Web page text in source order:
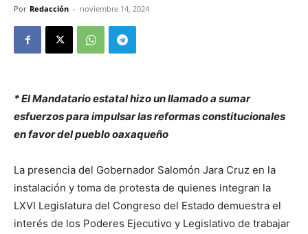
Por Redacción - noviembre 14, 2024
* El Mandatario estatal hizo un llamado a sumar
esfuerzos para impulsar las reformas constitucionales
en favor del pueblo oaxaqueño
La presencia del Gobernador Salomón Jara Cruz en la
instalación y toma de protesta de quienes integran la
LXVI Legislatura del Congreso del Estado demuestra el
interés de los Poderes Ejecutivo y Legislativo de trabajar